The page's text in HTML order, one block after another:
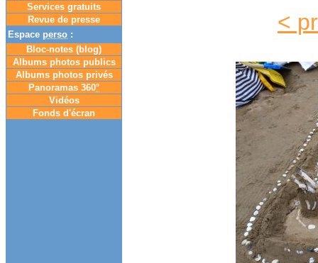
Services gratuits
Revue de presse
Espace perso :
Bloc-notes (blog)
Albums photos publics
Albums photos privés
Panoramas 360°
Vidéos
Fonds d'écran
<